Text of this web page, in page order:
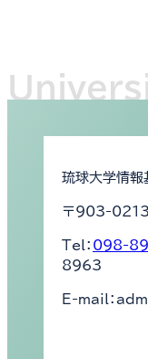
琉球大学情報
〒903-0213
Tel： 098-
8963
E-mail：